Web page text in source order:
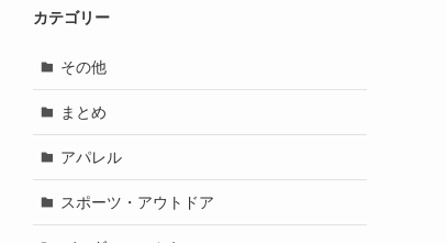
カテゴリー
その他
まとめ
アパレル
スポーツ・アウトドア